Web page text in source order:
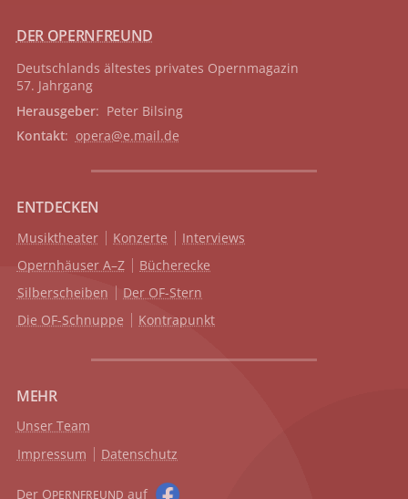
DER OPERNFREUND
Deutschlands ältestes privates Opernmagazin
57. Jahrgang
Herausgeber: Peter Bilsing
Kontakt: opera@e.mail.de
ENTDECKEN
Musiktheater Konzerte
Interviews
Opernhäuser A–Z
Bücherecke
Silberscheiben
Der OF-Stern
Die OF-Schnuppe
Kontrapunkt
MEHR
Unser Team
Impressum
Datenschutz
Der OPERNFREUND auf